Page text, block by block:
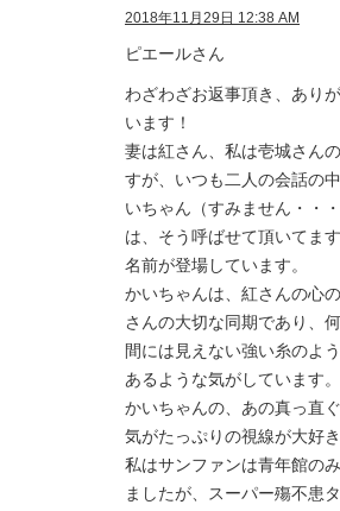
2018年11月29日 12:38 AM
ピエールさん
わざわざお返事頂き、あり
います！
妻は紅さん、私は壱城さん
すが、いつも二人の会話の
いちゃん（すみません・・
は、そう呼ばせて頂いてま
名前が登場しています。
かいちゃんは、紅さんの心
さんの大切な同期であり、
間には見えない強い糸のよ
あるような気がしています。
かいちゃんの、あの真っ直
気がたっぷりの視線が大好き
私はサンファンは青年館の
ましたが、スーパー殤不患